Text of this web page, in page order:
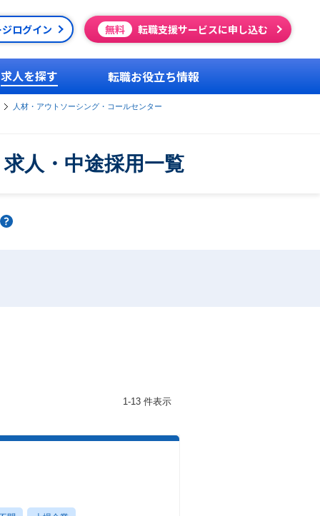
ログイン 無料 転職支援サービスに申し込む
求人を探す 転職お役立ち情報
人材・アウトソーシング・コールセンター
人・中途採用一覧
1-13 件表示